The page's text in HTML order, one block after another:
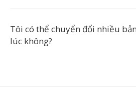
Tôi có thể chuyển đổi nhiều
lúc không?